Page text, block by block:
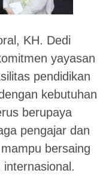
KH. Dedi
yayasan
pendidikan
kebutuhan
berupaya
pengajar dan
bersaing